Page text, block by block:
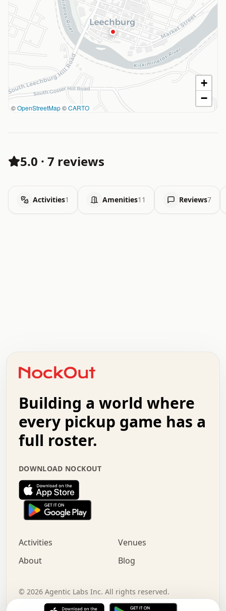
©OpenStreetMap©CARTO
+
−
5.0 · 7 reviews
Activities1 Amenities11 Reviews7
+   .   .   .   .   .   .   .   .   .   +   .   .
.   .   .   .   .   .   .   .   .   .   .   :   .
.   .   .   .   +   .   .   .   .   .   .   .   +
.   :   .   .   .   .   .   .   .   .   o   .   .
.   .   x   .   .   .   .   .   .   :   .   .   o
.   .   .   .   :   .   .   .   .   o   .   .   .
.   .   .   .   .   .   .   :   .   .   .   .   .
.   .   .   .   .   .   .   +   .   .   x   .   .
.   .   .   .   .   :   +   .   .   .   .   .   o
.   .   .   .   .   .   .   .   .   .   .   .   .
.   .   :   o   .   .   .   .   .   .   .   +   .
.   o   .   .   .   .   x   .   .   .   .   .   .
+   .   o   .   .   .   .   o   .   .   .   .
.   +   .   .   .   .   .   .   .   .   :   .   x
.   .   .   .   .   .   .   .   .   .   .   .   .   .
Building a world where
every pickup game has a
full roster.
DOWNLOAD NOCKOUT
Activities
Venues
About
Blog
© 2026 Agentic Labs Inc. All rights reserved.